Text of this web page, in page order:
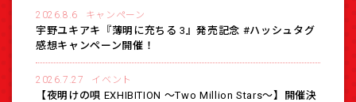
2026.8.6 キャンペーン
宇野ユキアキ『薄明に充ちる 3』発売記念 #ハッシュタグ
感想キャンペーン開催！
2026.7.27 イベント
【夜明けの唄 EXHIBITION 〜Two Million Stars〜】開催決